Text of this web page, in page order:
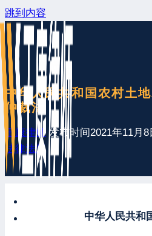
跳到内容
中华人民共和国农村土
仲裁法
王康律师 发布时间2021年11月8
法律法规
中华人民共和